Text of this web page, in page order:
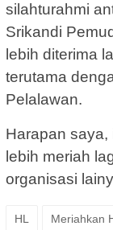
silahturahmi
Srikandi
lebih diterima
terutama
Pelalawan.
Harapan
lebih meriah
organisasi
HL Meriahkan